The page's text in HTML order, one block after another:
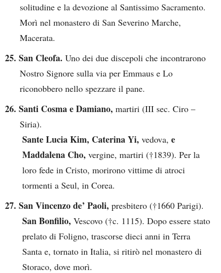
solitudine e la devozione al Santissimo Sacramento.
Morì nel monastero di San Severino Marche,
Macerata.
25. San Cleofa. Uno dei due discepoli che incontrarono
Nostro Signore sulla via per Emmaus e Lo
riconobbero nello spezzare il pane.
26. Santi Cosma e Damiano, martiri (III sec. Ciro –
Siria).
Sante Lucia Kim, Caterina Yi, vedova, e
Maddalena Cho, vergine, martiri (†1839). Per la
loro fede in Cristo, morirono vittime di atroci
tormenti a Seul, in Corea.
27. San Vincenzo de’ Paoli, presbitero (†1660 Parigi).
San Bonfilio, Vescovo (†c. 1115). Dopo essere stato
prelato di Foligno, trascorse dieci anni in Terra
Santa e, tornato in Italia, si ritirò nel monastero di
Storaco, dove morì.